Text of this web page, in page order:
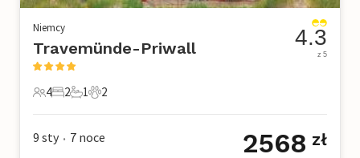
Niemcy
Travemünde-Priwall
4 Goście
4
2 Sypialnie
2
1 Łazienka
1
2 Zwierzęta domowe
2
4.3
z 5
9 sty • 7 noce 2568 zł